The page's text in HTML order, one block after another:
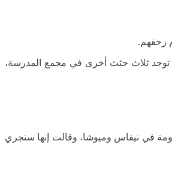
زحفهم.
الداخلية، وأمام السياج كانت توجد ثلاث جثث أخرى في مجمع المدرسة،
في نيفاس وميوشا، وقالت إنها ستجري